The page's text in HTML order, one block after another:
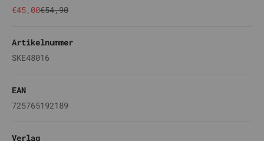
Angebot
€45,00Regulärer Preis
€54,90
Artikelnummer
SKE48016
EAN
725765192189
Verlag